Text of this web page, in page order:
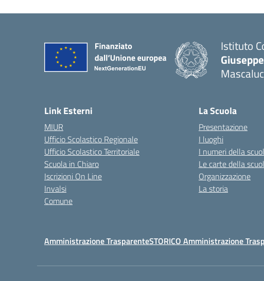
Istituto
Link Esterni
MIUR
Ufficio Scolastico Regionale
Ufficio Scolastico Territoriale
Scuola in Chiaro
Iscrizioni On Line
Invalsi
Comune
La Scuola
Presentazione
I luoghi
I numeri della
Le carte della
Organizzazione
La storia
Amministrazione TrasparenteSTORICO Amministrazione